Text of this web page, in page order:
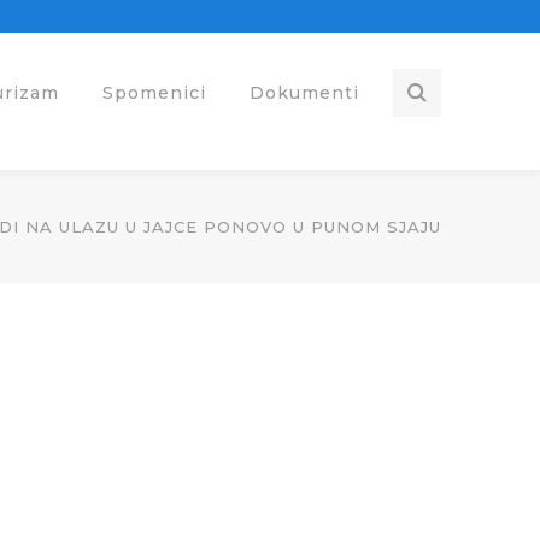
Spomenici Dokumenti
NA ULAZU U JAJCE PONOVO U PUNOM SJAJU